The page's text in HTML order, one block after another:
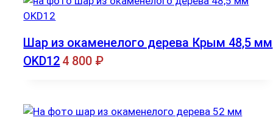
Шар из окаменелого дерева Крым 48,5 мм
OKD12 4 800 ₽